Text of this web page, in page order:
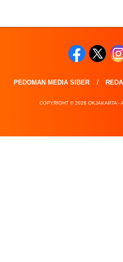
PEDOMAN MEDIA SIBER
COPYRIGHT © 2026 OKJAKARTA -